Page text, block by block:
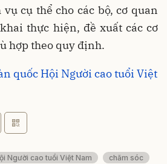
cụ thể cho các bộ, cơ quan
thực hiện, đề xuất các cơ
hợp theo quy định.
quốc Hội Người cao tuổi Việt
Người cao tuổi Việt Nam
chăm sóc